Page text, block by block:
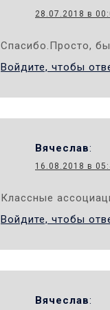
28.07.2018 в
Спасибо.Просто,
Войдите, чтобы
Вячеслав:
16.08.2018 в
Классные
Войдите, чтобы
Вячеслав: